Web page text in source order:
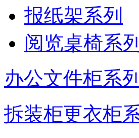
报纸架系列
阅览桌椅系列
办公文件柜系列
拆装柜更衣柜